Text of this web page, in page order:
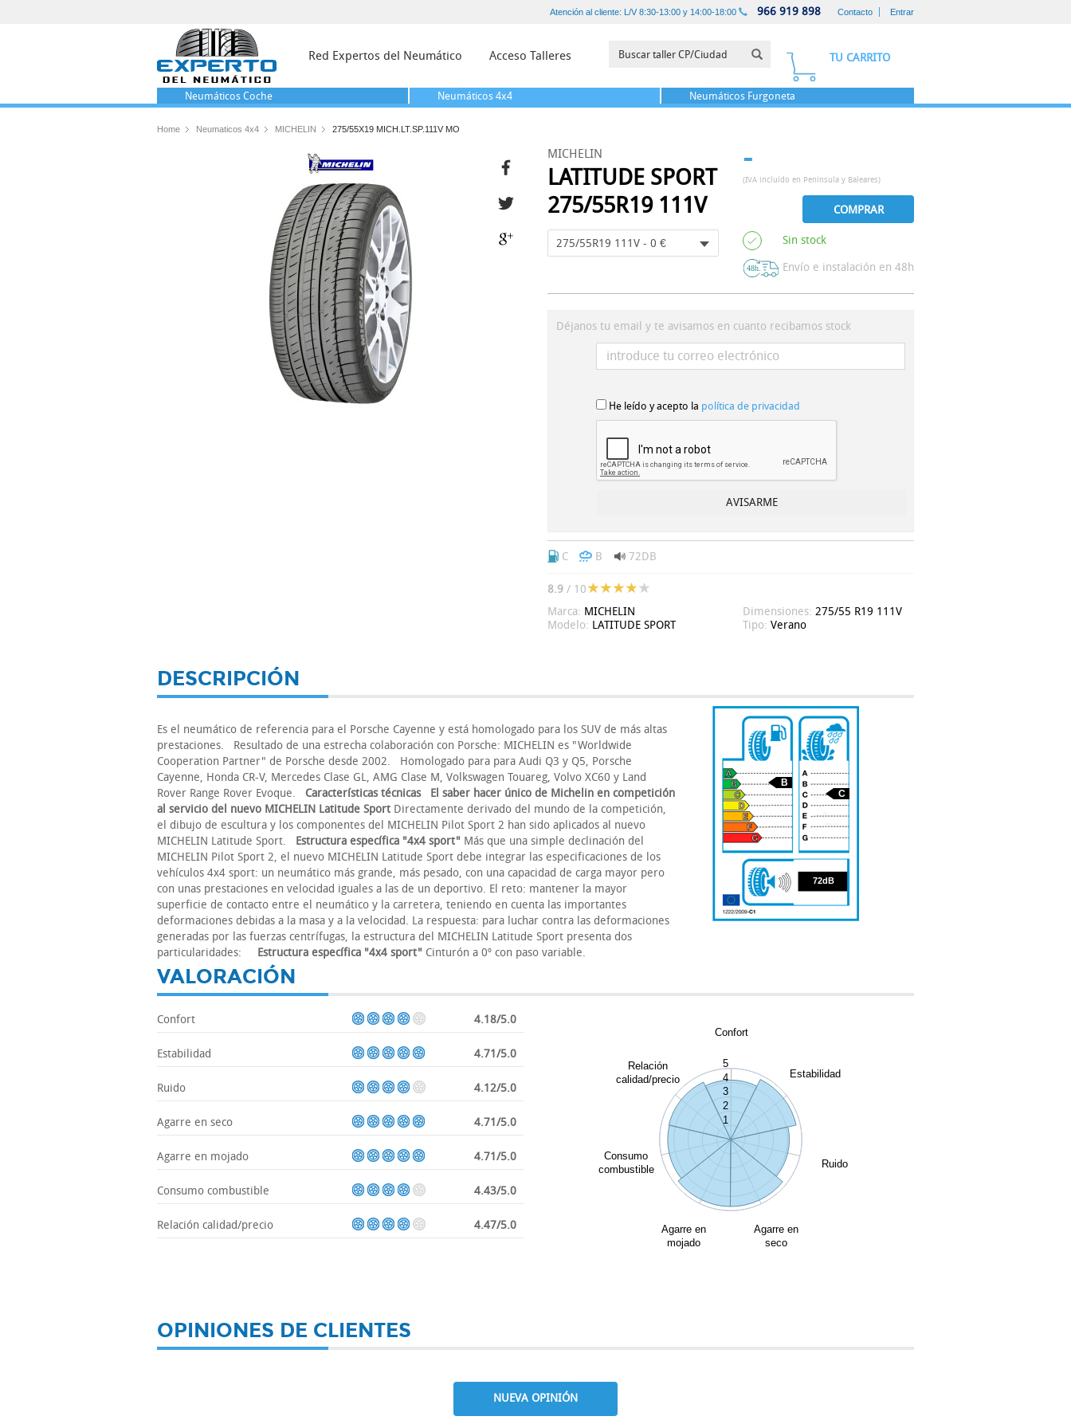
Atención al cliente: L/V 8:30-13:00 y 14:00-18:00 966 919 898 Contacto Entrar
Red Expertos del Neumático Acceso Talleres TU CARRITO
Neumáticos Coche Neumáticos 4x4 Neumáticos Furgoneta
Home Neumaticos 4x4 MICHELIN 275/55X19 MICH.LT.SP.111V MO
MICHELIN
LATITUDE SPORT
275/55R19 111V
275/55R19 111V - 0 €
-
(IVA incluído en Península y Baleares)
COMPRAR
Sin stock
Envío e instalación en 48h
Déjanos tu email y te avisamos en cuanto recibamos stock
He leído y acepto la política de privacidad
C B 72DB
8.9 / 10
Marca: MICHELIN
Modelo: LATITUDE SPORT
Dimensiones: 275/55 R19 111V
Tipo: Verano
DESCRIPCIÓN
Es el neumático de referencia para el Porsche Cayenne y está homologado para los SUV de más altas
prestaciones. Resultado de una estrecha colaboración con Porsche: MICHELIN es "Worldwide
Cooperation Partner" de Porsche desde 2002. Homologado para para Audi Q3 y Q5, Porsche
Cayenne, Honda CR-V, Mercedes Clase GL, AMG Clase M, Volkswagen Touareg, Volvo XC60 y Land
Rover Range Rover Evoque. Características técnicas
El saber hacer único de Michelin en competición
al servicio del nuevo MICHELIN Latitude Sport Directamente derivado del mundo de la competición,
el dibujo de escultura y los componentes del MICHELIN Pilot Sport 2 han sido aplicados al nuevo
MICHELIN Latitude Sport. Estructura específica "4x4 sport" Más que una simple declinación del
MICHELIN Pilot Sport 2, el nuevo MICHELIN Latitude Sport debe integrar las especificaciones de los
vehículos 4x4 sport: un neumático más grande, más pesado, con una capacidad de carga mayor pero
con unas prestaciones en velocidad iguales a las de un deportivo. El reto: mantener la mayor
superficie de contacto entre el neumático y la carretera, teniendo en cuenta las importantes
deformaciones debidas a la masa y a la velocidad. La respuesta: para luchar contra las deformaciones
generadas por las fuerzas centrífugas, la estructura del MICHELIN Latitude Sport presenta dos
particularidades: Estructura específica "4x4 sport" Cinturón a 0º con paso variable.
72
B
C
72dB
VALORACIÓN
Confort 4.18/5.0
Estabilidad 4.71/5.0
Ruido 4.12/5.0
Agarre en seco 4.71/5.0
Agarre en mojado 4.71/5.0
Consumo combustible 4.43/5.0
Relación calidad/precio 4.47/5.0
Confort
Estabilidad
Ruido
Agarre en
seco
Agarre en
mojado
Consumo
combustible
Relación
calidad/precio
1
2
3
4
5
OPINIONES DE CLIENTES
NUEVA OPINIÓN